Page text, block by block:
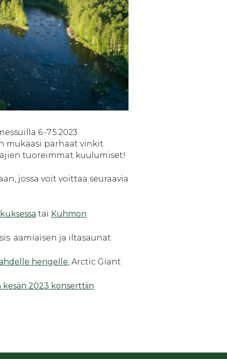
6.-7.5.2023.
mukaasi parhaat vinkit
tuoreimmat kuulumiset!
jossa voit voittaa seuraavia
tai Kuhmon
aamiaisen ja iltasaunat
hengelle, Arctic Giant
2023 konserttiin